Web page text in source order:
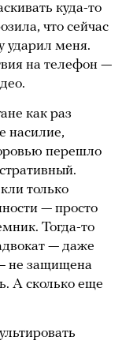
куда-то
что сейчас
ударил меня.
на телефон —
как раз
насилие,
перешло
только
— просто
Тогда-то
— даже
не защищена
А сколько еще